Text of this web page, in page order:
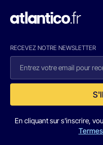
RECEVEZ NOTRE NEWSLETTER
En cliquant sur s'inscrire,